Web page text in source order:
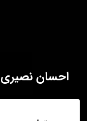
احسان نصیری